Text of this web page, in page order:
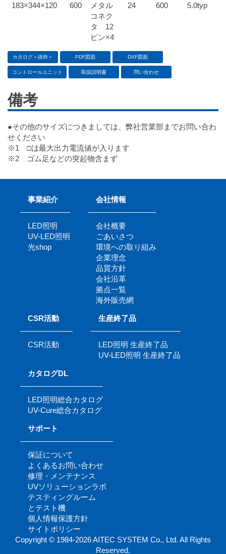
183×344×120 600
メタル
コネク
タ 12
ピン×4
24 600 5.0typ
カタログ＜抜粋＞ PDF図面 DXF図面
コントロールユニット 取扱説明書 問い合わせ
備考
●その他のサイズにつきましては、弊社営業部までお問い合わ
せください
※1 □は最大出力電流値が入ります
※2 ゴム足などの突起物含まず
事業紹介
LED照明
UV-LED照明
光shop
会社情報
会社概要
ごあいさつ
環境への取り組み
企業理念
品質方針
会社沿革
拠点一覧
海外販売網
CSR活動
CSR活動
生産終了品
LED照明 生産終了品
UV-LED照明 生産終了品
カタログDL
LED照明総合カタログ
UV-Cure総合カタログ
サポート
保証について
よくあるお問い合わせ
修理・メンテナンス
UVソリューションラボ
テスティングルーム
とテスト機
個人情報保護方針
サイトポリシー
Copyright © 1984-2026 AITEC SYSTEM Co., Ltd. All Rights
Reserved.